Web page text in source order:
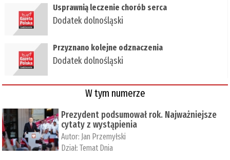
Usprawnią leczenie chorób serca
Dodatek dolnośląski
Przyznano kolejne odznaczenia
Dodatek dolnośląski
W tym numerze
Prezydent podsumował rok. Najważniejsze
cytaty z wystąpienia
Autor: Jan Przemyłski
Dział:Temat Dnia